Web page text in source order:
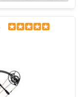
Contra-Band HP